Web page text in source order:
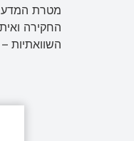
מטרת המדע
החקירה
השוואתיות